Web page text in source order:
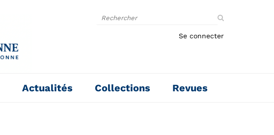
le
Se connecter
Actualités Collections Revues